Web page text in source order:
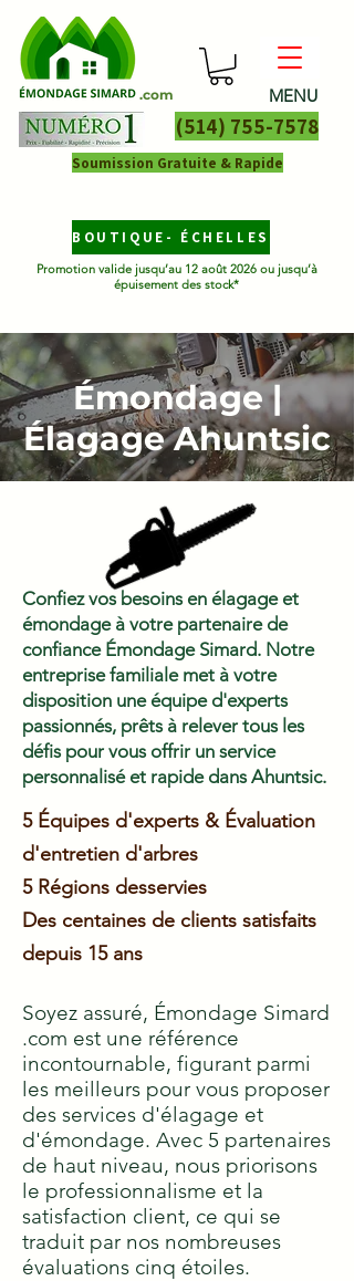
MENU
.com
(514) 755-7578
Soumission Gratuite & Rapide
BOUTIQUE- ÉCHELLES
Promotion valide jusqu’au 12 août 2026 ou jusqu’à
épuisement des stock*
Émondage |
Élagage Ahuntsic
Confiez vos besoins en élagage et
émondage à votre partenaire de
confiance Émondage Simard. Notre
entreprise familiale met à votre
disposition une équipe d'experts
passionnés, prêts à relever tous les
défis pour vous offrir un service
personnalisé et rapide dans Ahuntsic.
5 Équipes d'experts & Évaluation
d'entretien d'arbres
5 Régions desservies
Des centaines de clients satisfaits
depuis 15 ans
Soyez assuré, Émondage Simard
.com est une référence
incontournable, figurant parmi
les meilleurs pour vous proposer
des services d'élagage et
d'émondage. Avec 5 partenaires
de haut niveau, nous priorisons
le professionnalisme et la
satisfaction client, ce qui se
traduit par nos nombreuses
évaluations cinq étoiles.